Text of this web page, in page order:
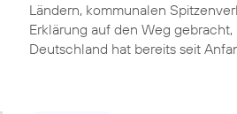
Ländern, kommunalen
Erklärung auf den Weg
Deutschland hat bereits seit